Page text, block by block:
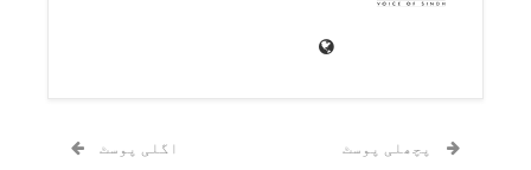
پچھلی پوسٹ اگلی پوسٹ